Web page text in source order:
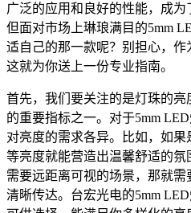
广泛的应用和良好的性能，成为
但面对市场上琳琅满目的5mm
适自己的那一款呢？别担心，
这就为你送上一份专业指南。
首先，我们要关注的是灯珠的
的重要指标之一。对于5mm
对亮度的需求各异。比如，如
等亮度就能营造出温馨舒适的
需要远距离可视的场景，那就
清晰传达。台宏光电的5mm